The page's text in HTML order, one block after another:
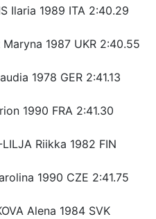
Ilaria 1989 ITA 2:40.29
1987 UKR 2:40.55
1978 GER 2:41.13
1990 FRA 2:41.30
Riikka 1982 FIN
1990 CZE 2:41.75
Alena 1984 SVK